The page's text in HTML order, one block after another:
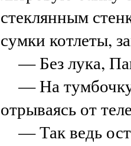
стеклянным
сумки котлеты,
— Без лука,
— На
отрываясь от
— Так ведь